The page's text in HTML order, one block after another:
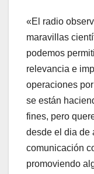
«El radio
maravillas
podemos
relevancia e
operaciones
se están
fines, pero
desde el dia de
comunicación
promoviendo